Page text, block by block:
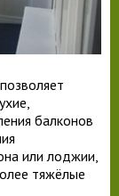
балконов
или лоджии,
тяжёлые